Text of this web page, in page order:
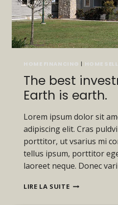
HOME FINANCING | HOME
The best
Earth is earth.
Lorem ipsum dolor sit
adipiscing elit. Cras
porttitor, ut vsarius mi
tellus ipsum, porttitor
laoreet neque. Donec
LIRE LA SUITETHE